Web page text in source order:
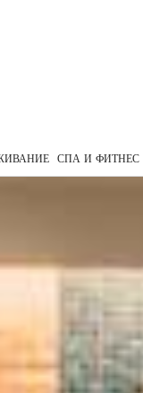
in Paris
СПА И ФИТНЕС